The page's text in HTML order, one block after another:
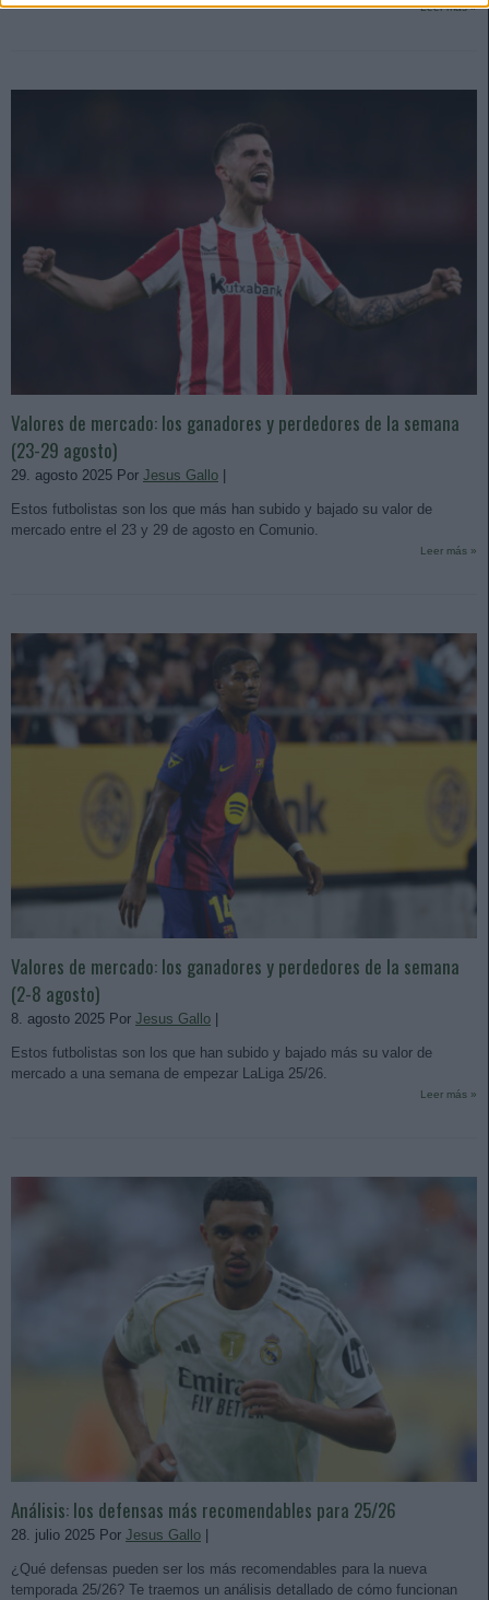
Leer más »
Valores de mercado: los ganadores y perdedores de la semana
(23-29 agosto)
29. agosto 2025 Por Jesus Gallo
Estos futbolistas son los que más han subido y bajado su valor de
mercado entre el 23 y 29 de agosto en Comunio.
Leer más »
Valores de mercado: los ganadores y perdedores de la semana
(2-8 agosto)
8. agosto 2025 Por Jesus Gallo
Estos futbolistas son los que han subido y bajado más su valor de
mercado a una semana de empezar LaLiga 25/26.
Leer más »
Análisis: los defensas más recomendables para 25/26
28. julio 2025 Por Jesus Gallo
¿Qué defensas pueden ser los más recomendables para la nueva
temporada 25/26? Te traemos un análisis detallado de cómo funcionan